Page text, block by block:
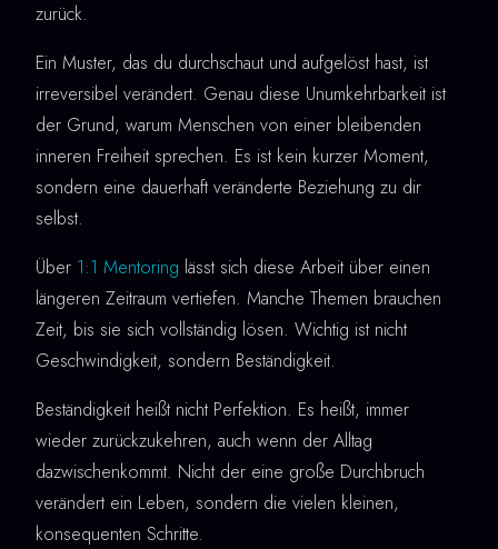
zurück.
Ein Muster, das du durchschaut und aufgelöst hast, ist
irreversibel verändert. Genau diese Unumkehrbarkeit ist
der Grund, warum Menschen von einer bleibenden
inneren Freiheit sprechen. Es ist kein kurzer Moment,
sondern eine dauerhaft veränderte Beziehung zu dir
selbst.
Über 1:1 Mentoring lässt sich diese Arbeit über einen
längeren Zeitraum vertiefen. Manche Themen brauchen
Zeit, bis sie sich vollständig lösen. Wichtig ist nicht
Geschwindigkeit, sondern Beständigkeit.
Beständigkeit heißt nicht Perfektion. Es heißt, immer
wieder zurückzukehren, auch wenn der Alltag
dazwischenkommt. Nicht der eine große Durchbruch
verändert ein Leben, sondern die vielen kleinen,
konsequenten Schritte.